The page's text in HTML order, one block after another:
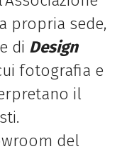
propria sede,
di Design
fotografia e
il
del